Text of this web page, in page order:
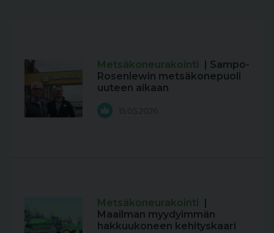
Metsäkoneurakointi | Sampo-
Rosenlewin metsäkonepuoli
uuteen aikaan
15.05.2026
Metsäkoneurakointi |
Maailman myydyimmän
hakkuukoneen kehityskaari